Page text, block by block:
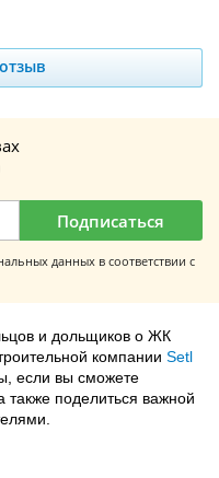
Подписаться
данных в соответствии с
и дольщиков о ЖК
компании Setl
если вы сможете
также поделиться важной